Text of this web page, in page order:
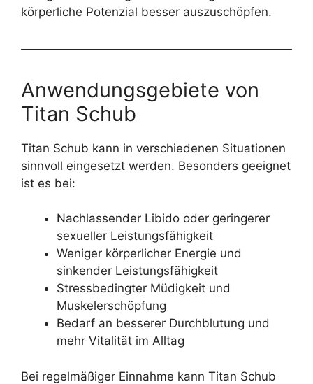
körperliche Potenzial besser auszuschöpfen.
Anwendungsgebiete von
Titan Schub
Titan Schub kann in verschiedenen Situationen
sinnvoll eingesetzt werden. Besonders geeignet
ist es bei:
Nachlassender Libido oder geringerer
sexueller Leistungsfähigkeit
Weniger körperlicher Energie und
sinkender Leistungsfähigkeit
Stressbedingter Müdigkeit und
Muskelerschöpfung
Bedarf an besserer Durchblutung und
mehr Vitalität im Alltag
Bei regelmäßiger Einnahme kann Titan Schub